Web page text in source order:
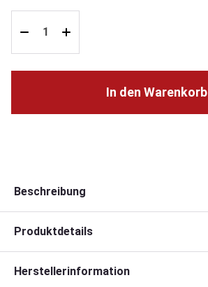
In den Warenkorb
Beschreibung
Produktdetails
Herstellerinformation